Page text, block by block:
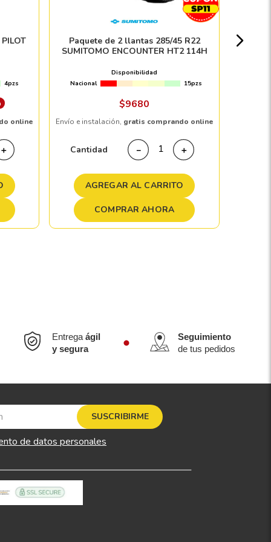
4pzs
online
＋
Paquete de 2 llantas 285/45 R22
SUMITOMO ENCOUNTER HT2 114H
Disponibilidad
Nacional
15pzs
$9680
Envío e instalación, gratis comprando online
Cantidad ＋
－
AGREGAR AL CARRITO
COMPRAR AHORA
Entregaágil
y segura
Seguimiento
de tus pedidos
SUSCRIBIRME
de datos personales